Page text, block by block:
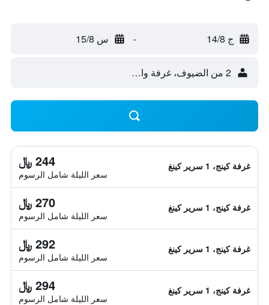
ج 14/8 - س 15/8
2 من الضيوف، غرفة واحدة
غرفة كينج، 1 سرير كينغ 244 ﷼
سعر الليلة شامل الرسوم
غرفة كينج، 1 سرير كينغ 270 ﷼
سعر الليلة شامل الرسوم
غرفة كينج، 1 سرير كينغ 292 ﷼
سعر الليلة شامل الرسوم
غرفة كينج، 1 سرير كينغ 294 ﷼
سعر الليلة شامل الرسوم